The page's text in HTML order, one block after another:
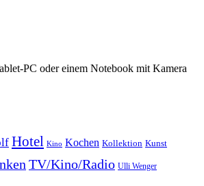
PC oder einem Notebook mit Kamera
Hotel Kino Kochen Kollektion Kunst
TV/Kino/Radio Ulli Wenger